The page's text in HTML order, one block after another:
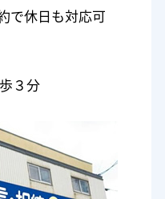
で休日も対応可
３分